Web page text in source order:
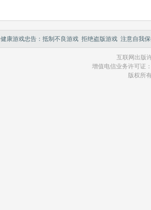
健康游戏忠告：抵制不良游戏 拒绝盗版游戏 注意自我
互联网出版
增值电信业务许可证
版权所